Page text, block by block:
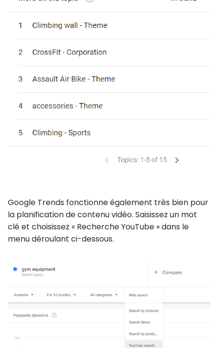
Google Trends fonctionne également très bien pour
la planification de contenu vidéo. Saisissez un mot
clé et choisissez « Recherche YouTube » dans le
menu déroulant ci-dessous.